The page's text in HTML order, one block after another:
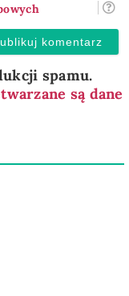
spamu.
są dane